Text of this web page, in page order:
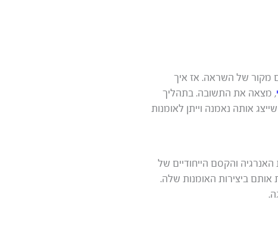
מקור של השראה. אז איך
, מצאה את התשובה. בתהליך
אותה נאמנה וייתן לאומנות
והקסם הייחודיים של
אותם ביצירות האומנות שלה.